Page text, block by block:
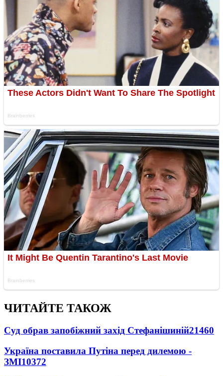
ЧИТАЙТЕ ТАКОЖ
Суд обрав запобіжний захід Стефанішиній21460
Україна поставила Путіна перед дилемою -
ЗМІ10372